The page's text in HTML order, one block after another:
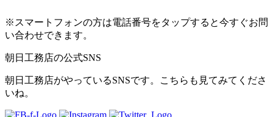
※スマートフォンの方は電話番号をタップすると今すぐお問
い合わせできます。
朝日工務店の公式SNS
朝日工務店がやっているSNSです。こちらも見てみてくださ
いね。